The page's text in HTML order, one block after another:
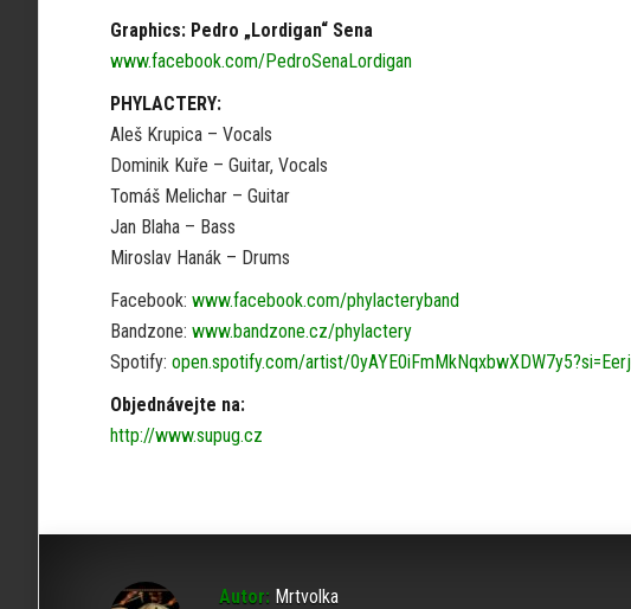
Graphics: Pedro „Lordigan“ Sena
www.facebook.com/PedroSenaLordigan
PHYLACTERY:
Aleš Krupica – Vocals
Dominik Kuře – Guitar, Vocals
Tomáš Melichar – Guitar
Jan Blaha – Bass
Miroslav Hanák – Drums
Facebook: www.facebook.com/phylacteryband
Bandzone: www.bandzone.cz/phylactery
Spotify: open.spotify.com/artist/
Objednávejte na:
http://www.supug.cz
Autor: Mrtvolka